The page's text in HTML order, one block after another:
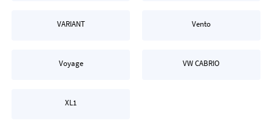
VARIANT Vento
Voyage VW CABRIO
XL1